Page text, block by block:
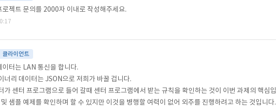
로젝트 문의를 2000자 이내로 작성해주세요.
클라이언트
이터는 LAN 통신을 합니다.
너리 데이터는 JSON으로 저희가 바꿀 겁니다.
가 센터 프로그램으로 들어 갈때 센터 프로그램에서 받는 규칙을 확인하는 것이 이번 과제의 핵심입
샘플 예제를 확인하며 할 수 있지만 이것을 병행할 여력이 없어 외주를 진행하려고 하는 것입니다.